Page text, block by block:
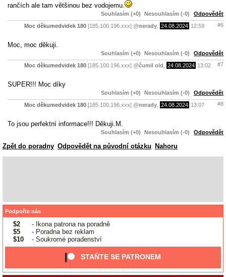
rančích ale tam většinou bez vodojemu.
Souhlasím (+0) Nesouhlasím (-0) Odpovědět
Moc děkumedvidek 180 [185.100.196.xxx] @nerady 24.08.2024 12:59 #6
Moc, moc děkuji.
Souhlasím (+0) Nesouhlasím (-0) Odpovědět
Moc děkumedvidek 180 [185.100.196.xxx] @čumil old 24.08.2024 13:02 #7
SUPER!!! Moc díky
Souhlasím (+0) Nesouhlasím (-0) Odpovědět
Moc děkumedvidek 180 [185.100.196.xxx] @nerady 24.08.2024 13:07 #8
To jsou perfektní informace!!! Děkuji.M.
Souhlasím (+0) Nesouhlasím (-0) Odpovědět
Zpět do poradny Odpovědět na původní otázku Nahoru
Podpořte nás
$2
- Ikona patrona na poradně
$5
- Poradna bez reklam
$10
- Soukromé poradenství
STAŇTE SE PATRONEM